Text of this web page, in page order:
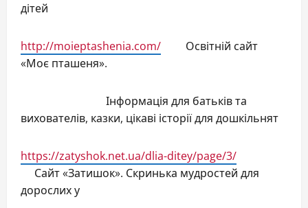
дітей
http://moieptashenia.com/ Освітній сайт
«Моє пташеня».
Інформація для батьків та
вихователів, казки, цікаві історії для дошкільнят
https://zatyshok.net.ua/dlia-ditey/page/3/
Сайт «Затишок». Скринька мудростей для
дорослих у